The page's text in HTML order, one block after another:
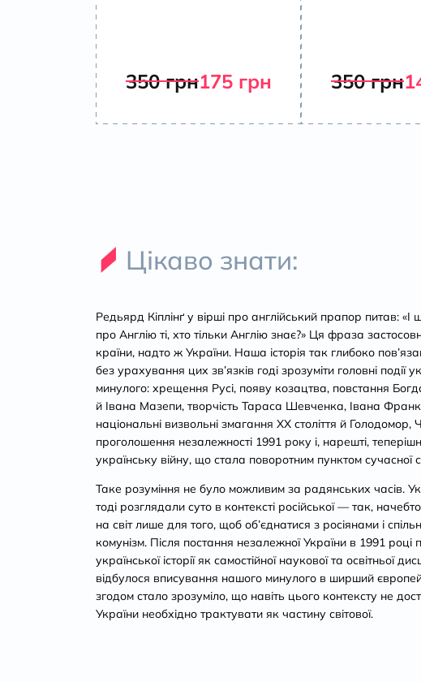
350грн175 грн 350грн
Цікаво знати:
Редьярд Кіплінґ у вірші про англійський прапор питав:
про Англію ті, хто тільки Англію знає?» Ця фраза
країни, надто ж України. Наша історія так глибоко
без урахування цих зв’язків годі зрозуміти головні події
минулого: хрещення Русі, появу козацтва, повстання
й Івана Мазепи, творчість Тараса Шевченка, Івана
національні визвольні змагання ХХ століття й Голодомор,
проголошення незалежності 1991 року і, нарешті,
українську війну, що стала поворотним пунктом сучасної
Таке розуміння не було можливим за радянських часів.
тоді розглядали суто в контексті російської — так,
на світ лише для того, щоб об’єднатися з росіянами і
комунізм. Після постання незалежної України в 1991 році
української історії як самостійної наукової та освітньої
відбулося вписування нашого минулого в ширший
згодом стало зрозуміло, що навіть цього контексту не
України необхідно трактувати як частину світової.